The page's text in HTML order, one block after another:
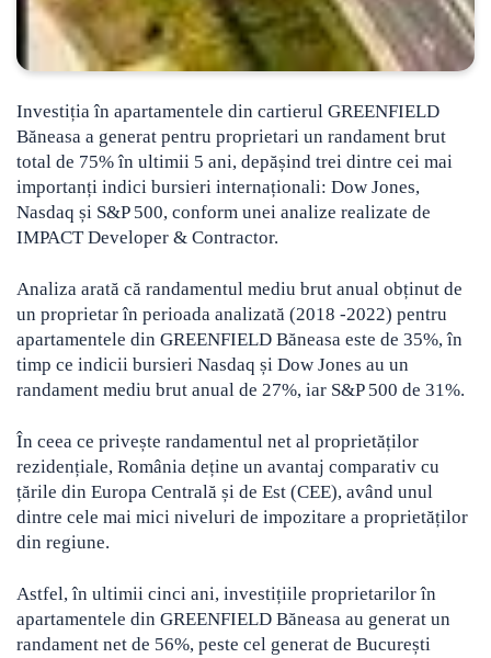
Investiția în apartamentele din cartierul GREENFIELD
Băneasa a generat pentru proprietari un randament brut
total de 75% în ultimii 5 ani, depășind trei dintre cei mai
importanți indici bursieri internaționali: Dow Jones,
Nasdaq și S&P 500, conform unei analize realizate de
IMPACT Developer & Contractor.
Analiza arată că randamentul mediu brut anual obținut de
un proprietar în perioada analizată (2018 -2022) pentru
apartamentele din GREENFIELD Băneasa este de 35%, în
timp ce indicii bursieri Nasdaq și Dow Jones au un
randament mediu brut anual de 27%, iar S&P 500 de 31%.
În ceea ce privește randamentul net al proprietăților
rezidențiale, România deține un avantaj comparativ cu
țările din Europa Centrală și de Est (CEE), având unul
dintre cele mai mici niveluri de impozitare a proprietăților
din regiune.
Astfel, în ultimii cinci ani, investițiile proprietarilor în
apartamentele din GREENFIELD Băneasa au generat un
randament net de 56%, peste cel generat de București